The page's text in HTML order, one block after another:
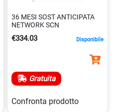
36 MESI SOST ANTICIPATA
NETWORK SCN
€334.03 Disponibile
Gratuita
Confronta prodotto